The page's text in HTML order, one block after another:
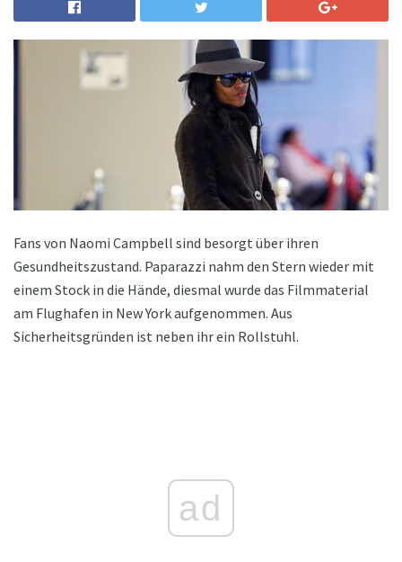
Fans von Naomi Campbell sind besorgt über ihren
Gesundheitszustand. Paparazzi nahm den Stern wieder mit
einem Stock in die Hände, diesmal wurde das Filmmaterial
am Flughafen in New York aufgenommen. Aus
Sicherheitsgründen ist neben ihr ein Rollstuhl.
ad